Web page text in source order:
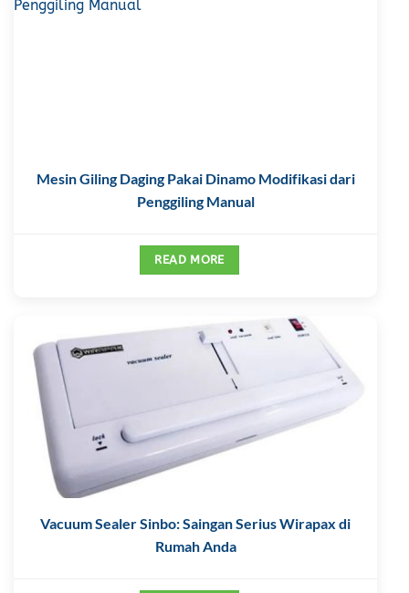
Mesin Giling Daging Pakai Dinamo Modifikasi dari
Penggiling Manual
READ MORE
Vacuum Sealer Sinbo: Saingan Serius Wirapax di
Rumah Anda